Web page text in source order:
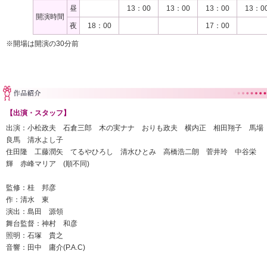
開演時間
昼 13：00 13：00 13：00 13：
夜 18：00 17：00
※開場は開演の30分前
【出演・スタッフ】
出演：小松政夫 石倉三郎 木の実ナナ おりも政夫 横内正 相田翔子 馬場
良馬 清水よし子
住田隆 工藤潤矢 てるやひろし 清水ひとみ 高橋浩二朗 菅井玲 中谷栄
輝 赤峰マリア (順不同)
監修：桂 邦彦
作：清水 東
演出：島田 源領
舞台監督：神村 和彦
照明：石塚 貴之
音響：田中 庸介(P.A.C)